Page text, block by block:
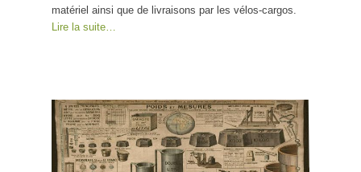
matériel ainsi que de livraisons par les vélos-cargos.
Lire la suite…